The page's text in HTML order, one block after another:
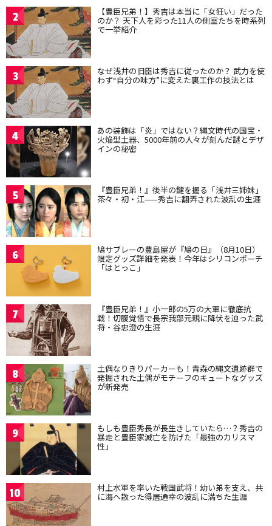
2 【豊臣兄弟！】秀吉は本当に「女狂い」だった
のか？ 天下人を彩った11人の側室たちを時系列
で一挙紹介
3 なぜ浅井の旧臣は秀吉に従ったのか？ 武力を使
わず“自分の味方”に変えた裏工作の技法とは
4 あの装飾は「炎」ではない？縄文時代の国宝・
火焔型土器、5000年前の人々が刻んだ謎とデザ
インの秘密
5 『豊臣兄弟！』後半の鍵を握る「浅井三姉妹」
茶々・初・江——秀吉に翻弄された波乱の生涯
6 鳩サブレーの豊島屋が『鳩の日』（8月10日）
限定グッズ詳細を発表！今年はシリコンポーチ
「はとっこ」
7 『豊臣兄弟！』小一郎の5万の大軍に徹底抗
戦！切腹覚悟で長宗我部元親に降伏を迫った武
将・谷忠澄の生涯
8 土偶なりきりパーカーも！青森の縄文遺跡群で
発掘された土偶がモチーフのキュートなグッズ
が新発売
9 もしも豊臣秀長が長生きしていたら…？秀吉の
暴走と豊臣家滅亡を防げた「最強のカリスマ
性」
10 村上水軍を率いた戦国武将！幼い弟を支え、共
に海へ散った得居通幸の波乱に満ちた生涯